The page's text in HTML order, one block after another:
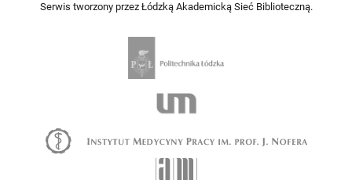
Serwis tworzony przez Łódzką Akademicką Sieć Biblioteczną.